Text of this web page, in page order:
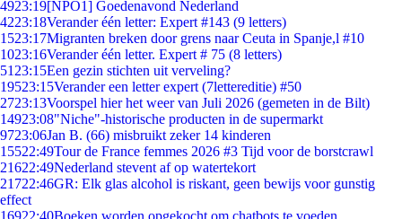
4923:19[NPO1] Goedenavond Nederland
4223:18Verander één letter: Expert #143 (9 letters)
1523:17Migranten breken door grens naar Ceuta in Spanje,l #10
1023:16Verander één letter. Expert # 75 (8 letters)
51 23:15Een gezin stichten uit verveling?
19523:15Verander een letter expert (7lettereditie) #50
2723:13Voorspel hier het weer van Juli 2026 (gemeten in de Bilt)
14923:08"Niche"-historische producten in de supermarkt
9723:06Jan B. (66) misbruikt zeker 14 kinderen
15522:49Tour de France femmes 2026 #3 Tijd voor de borstcrawl
21622:49Nederland stevent af op watertekort
21722:46GR: Elk glas alcohol is riskant, geen bewijs voor gunstig
effect
16922:40Boeken worden opgekocht om chatbots te voeden